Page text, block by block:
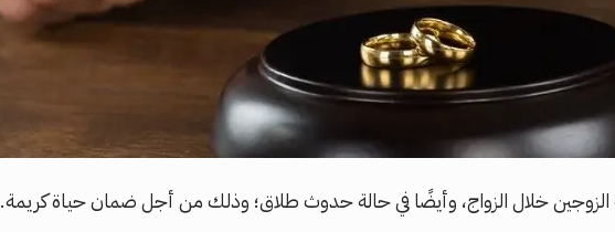
خلال الزواج، وأيضًا في حالة حدوث طلاق؛ وذلك من أجل ضمان حياة كريمة.